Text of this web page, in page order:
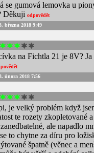
se gumová lemovka u
Děkuji odpovědět
března 2018 9:49
na Fichtla 21 je 8V?
února 2018 7:56
je velký problém když
te rozety zkopletované
ale napadlo
to chytne za díru pro
špatně (věnec a